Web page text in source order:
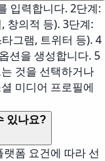
입력합니다. 2단계:
창의적 등). 3단계:
그램, 트위터 등). 4
션을 생성합니다. 5
것을 선택하거나
미디어 프로필에
있나요?
폼 요건에 따라 선